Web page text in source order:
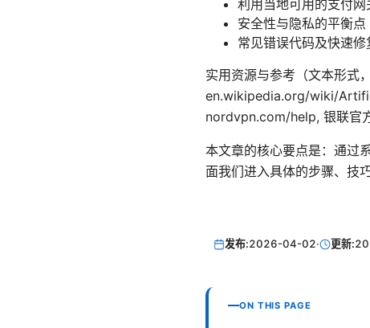
利用当地可用的支付网
安全性与隐私的平衡点
常见错误代码及快速修
实用资源与参考（文本形
en.wikipedia.org/wiki/
nordvpn.com/help, 银联官
本文章的核心要点是：通过
面我们进入具体的步骤、技
发布:2026-04-02· 更新:
ON THIS PAGE